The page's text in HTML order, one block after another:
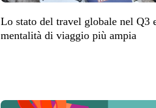
Lo stato del travel globale nel Q3
mentalità di viaggio più ampia